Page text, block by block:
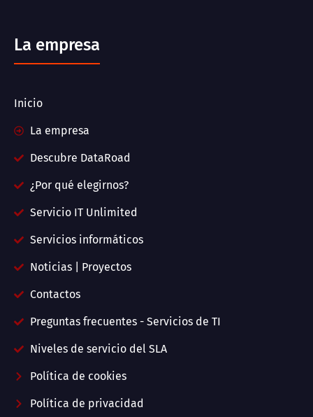
La empresa
Inicio
La empresa
Descubre DataRoad
¿Por qué elegirnos?
Servicio IT Unlimited
Servicios informáticos
Noticias | Proyectos
Contactos
Preguntas frecuentes - Servicios de TI
Niveles de servicio del SLA
Política de cookies
Política de privacidad